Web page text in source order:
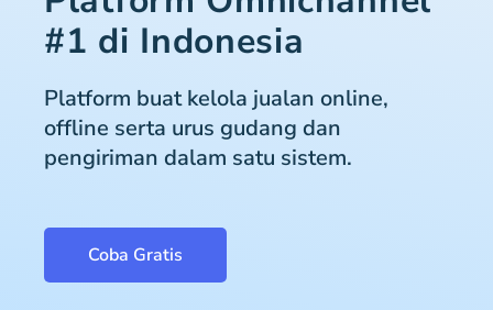
#1 di Indonesia
Platform buat kelola jualan online,
offline serta urus gudang dan
pengiriman dalam satu sistem.
Coba Gratis